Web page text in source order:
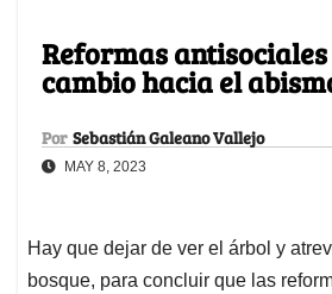
Reformas antisociales
cambio hacia el
Por Sebastián Galeano Vallejo
MAY 8, 2023
Hay que dejar de ver el árbol y
bosque, para concluir que las